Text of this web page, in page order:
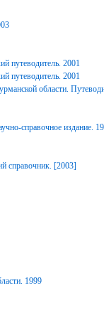
путеводитель. 2001
путеводитель. 2001
области.
справочное издание.
справочник. [2003]
1999